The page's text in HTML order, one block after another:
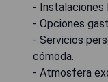
- Instalaciones
- Opciones
- Servicios
cómoda.
- Atmosfera